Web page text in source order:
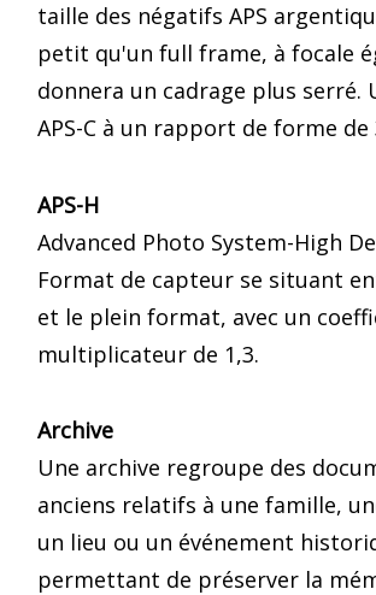
taille des négatifs APS
petit qu'un full frame, à focale
donnera un cadrage plus serré.
APS-C à un rapport de forme de
APS-H
Advanced Photo System-High
Format de capteur se situant
et le plein format, avec un
multiplicateur de 1,3.
Archive
Une archive regroupe des
anciens relatifs à une famille,
un lieu ou un événement
permettant de préserver la